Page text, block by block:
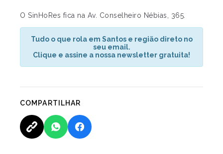
O SinHoRes fica na Av. Conselheiro Nébias, 365.
Tudo o que rola em Santos e região direto no
seu email.
Clique e assine a nossa newsletter gratuita!
COMPARTILHAR